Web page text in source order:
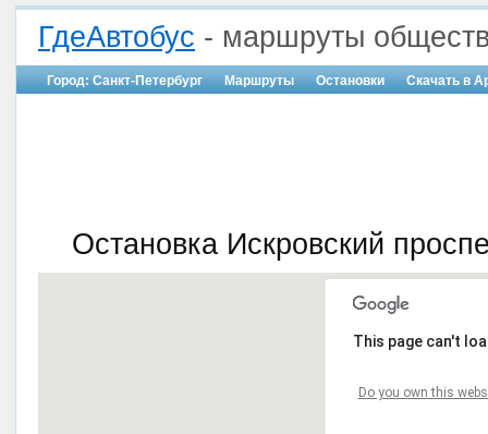
ГдеАвтобус - маршруты
Город: Санкт-Петербург Маршруты Остановки Скачать в
Остановка Искровский
This page can't
Do you own this